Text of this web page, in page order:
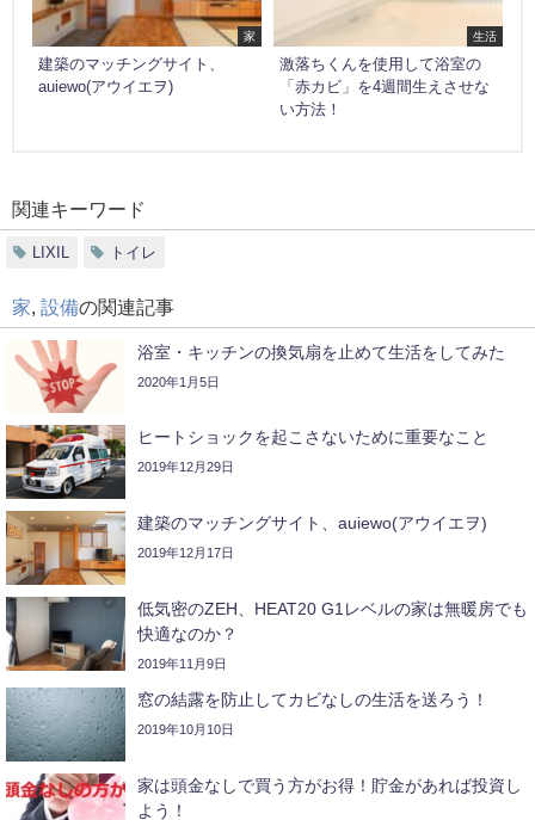
家
建築のマッチングサイト、
auiewo(アウイエヲ)
生活
激落ちくんを使用して浴室の
「赤カビ」を4週間生えさせな
い方法！
関連キーワード
LIXIL トイレ
家 設備の関連記事
浴室・キッチンの換気扇を止めて生活をしてみた
2020年1月5日
ヒートショックを起こさないために重要なこと
2019年12月29日
建築のマッチングサイト、auiewo(アウイエヲ)
2019年12月17日
低気密のZEH、HEAT20 G1レベルの家は無暖房でも
快適なのか？
2019年11月9日
窓の結露を防止してカビなしの生活を送ろう！
2019年10月10日
家は頭金なしで買う方がお得！貯金があれば投資し
よう！